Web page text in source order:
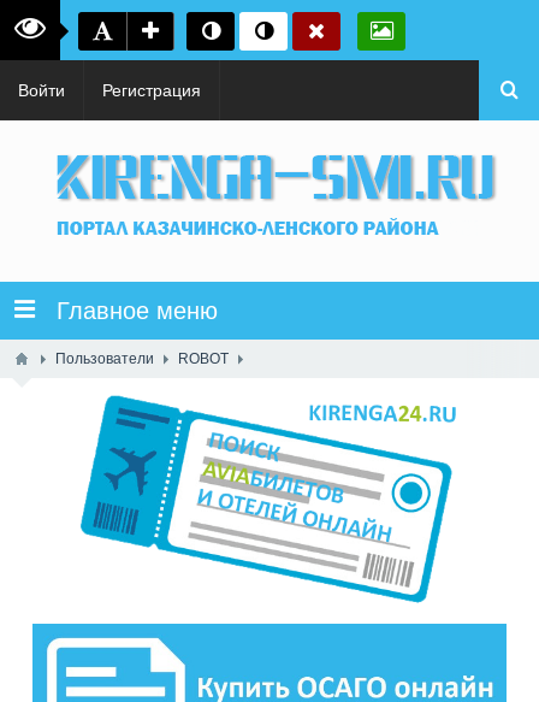
Войти Регистрация
Главное меню
Пользователи ROBOT